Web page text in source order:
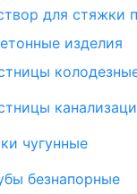
для стяжки
изделия
чугунные
безнапорные